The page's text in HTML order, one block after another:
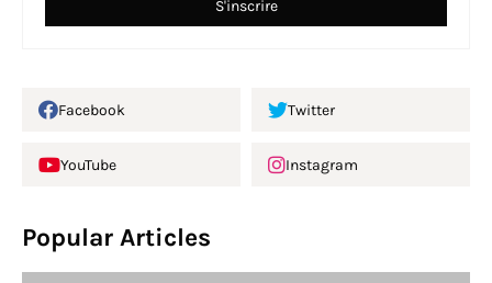
Facebook Twitter
YouTube Instagram
Popular Articles